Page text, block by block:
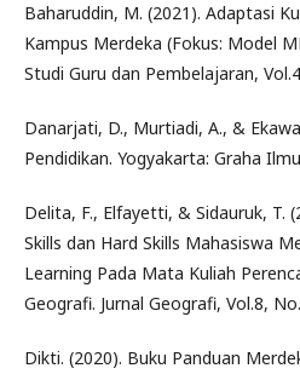
Baharuddin, M. (2021). Adaptasi
Kampus Merdeka (Fokus: Model
Studi Guru dan Pembelajaran,
Danarjati, D., Murtiadi, A., &
Pendidikan. Yogyakarta: Graha
Delita, F., Elfayetti, & Sidauruk, T.
Skills dan Hard Skills Mahasiswa
Learning Pada Mata Kuliah
Geografi. Jurnal Geografi, Vol.8,
Dikti. (2020). Buku Panduan